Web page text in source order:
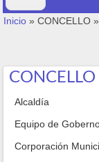
Inicio » CONCELLO »
CONCELLO
Alcaldía
Equipo de
Corporación